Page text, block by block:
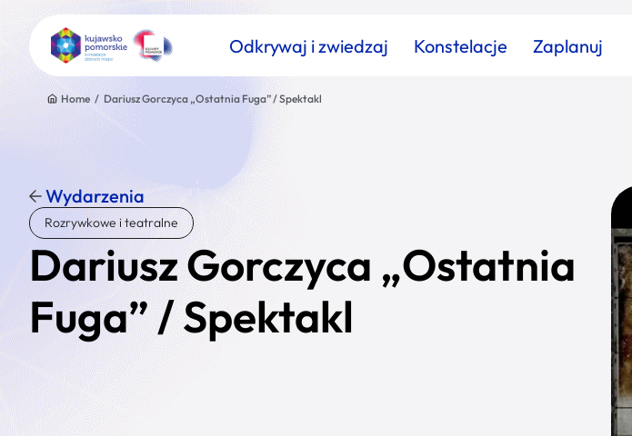
Odkrywaj i zwiedzaj Konstelacje Zaplanuj
Znajdź atrakcję
Nazwa atrakcji
Home / Dariusz Gorczyca „Ostatnia Fuga” / Spektakl
Wydarzenia
Rozrywkowe i teatralne
Dariusz Gorczyca „Ostatnia
Fuga” / Spektakl